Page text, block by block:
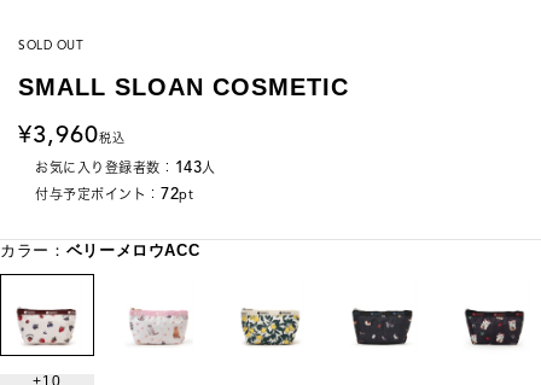
SOLD OUT
SMALL SLOAN COSMETIC
3,960税込
お気に入り登録者数： 143人
付与予定ポイント： 72pt
カラー： ベリーメロウACC
10